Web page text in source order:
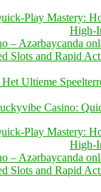
Mastery:
– Azərbaycanda
Slots and Rapid
Ultieme
Casino:
Mastery:
– Azərbaycanda
Slots and Rapid